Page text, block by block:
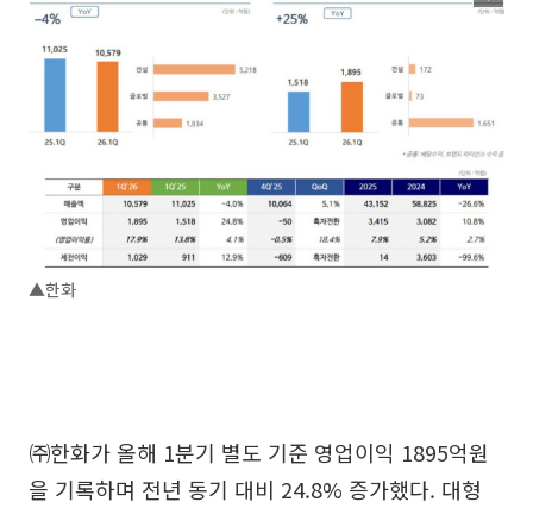
▲한화
㈜한화가 올해 1분기 별도 기준 영업이익 1895억원
을 기록하며 전년 동기 대비 24.8% 증가했다. 대형